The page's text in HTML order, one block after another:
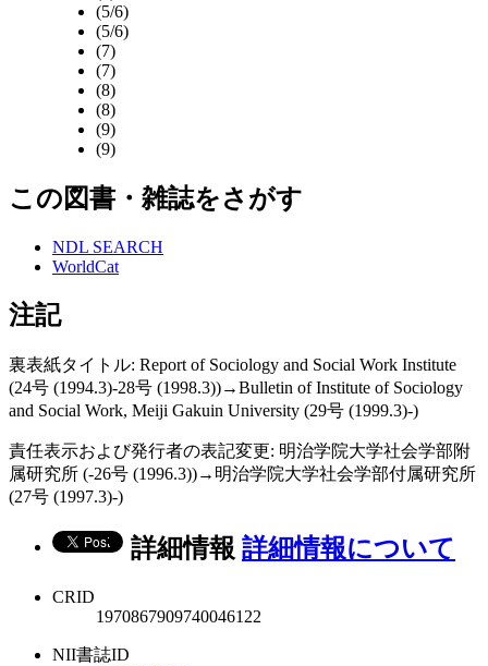
(5/6)
(5/6)
(7)
(7)
(8)
(8)
(9)
(9)
この図書・雑誌をさがす
NDL SEARCH
WorldCat
注記
裏表紙タイトル: Report of Sociology and Social Work Institute
(24号 (1994.3)-28号 (1998.3))→Bulletin of Institute of Sociology
and Social Work, Meiji Gakuin University (29号 (1999.3)-)
責任表示および発行者の表記変更: 明治学院大学社会学部附
属研究所 (-26号 (1996.3))→明治学院大学社会学部付属研究所
(27号 (1997.3)-)
詳細情報 詳細情報について
CRID
1970867909740046122
NII書誌ID